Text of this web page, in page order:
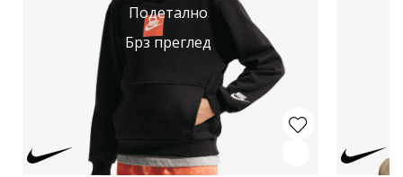
Подетално
Брз преглед